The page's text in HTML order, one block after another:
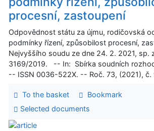
procesní, zastoupení
Odpovědnost státu za újmu, rodičovská
podmínky řízení, způsobilost procesní,
Nejvyššího soudu ze dne 24. 2. 2021, sp.
3169/2019. -- In: Sbírka soudních
-- ISSN 0036-522X. -- Roč. 73, (2021), č.
To the basket
Bookmark
Selected documents